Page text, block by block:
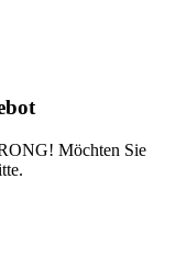
Möchten Sie